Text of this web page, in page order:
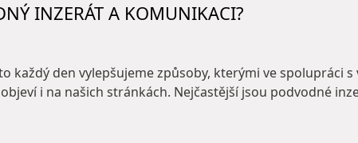
INZERÁT A KOMUNIKACI?
každý den vylepšujeme způsoby, kterými ve spolupráci
i na našich stránkách. Nejčastější jsou podvodné